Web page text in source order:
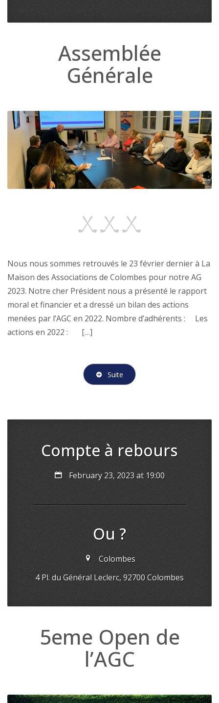
Assemblée
Générale
Nous nous sommes retrouvés le 23 février dernier à La
Maison des Associations de Colombes pour notre AG
2023. Notre cher Président nous a présenté le rapport
moral et financier et a dressé un bilan des actions
menées par l’AGC en 2022. Nombre d’adhérents : Les
actions en 2022 : […]
Suite
Compte à rebours
February 23, 2023 at 19:00
Ou ?
Colombes
4 Pl. du Général Leclerc, 92700 Colombes
5eme Open de
l’AGC